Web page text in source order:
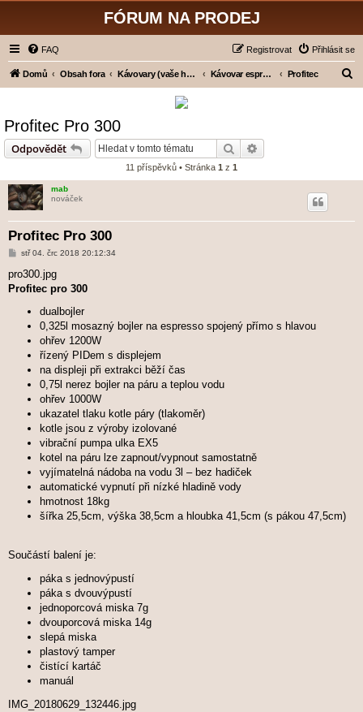
FÓRUM NA PRODEJ
FAQ Přihlásit se
Registrovat
Domů Obsah fora Kávovary (vaše hodnocení) Kávovar espresso - pákový Profitec
Profitec Pro 300
Odpovědět Hledat
11 příspěvků • Stránka 1 z 1
mab
nováček
Profitec Pro 300
P
í
p
stř 04. črc 2018 20:12:34
pro300.jpg
Profitec pro 300
dualbojler
0,325l mosazný bojler na espresso spojený přímo s hlavou
ohřev 1200W
řízený PIDem s displejem
na displeji při extrakci běží čas
0,75l nerez bojler na páru a teplou vodu
ohřev 1000W
ukazatel tlaku kotle páry (tlakoměr)
kotle jsou z výroby izolované
vibrační pumpa ulka EX5
kotel na páru lze zapnout/vypnout samostatně
vyjímatelná nádoba na vodu 3l – bez hadiček
automatické vypnutí při nízké hladině vody
hmotnost 18kg
šířka 25,5cm, výška 38,5cm a hloubka 41,5cm (s pákou 47,5cm)
Součástí balení je:
páka s jednovýpustí
páka s dvouvýpustí
jednoporcová miska 7g
dvouporcová miska 14g
slepá miska
plastový tamper
čistící kartáč
manuál
IMG_20180629_132446.jpg